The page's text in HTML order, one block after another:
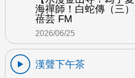
海禪師！白蛇傳（三
蓓芸 FM
2026/06/25
漢聲下午茶